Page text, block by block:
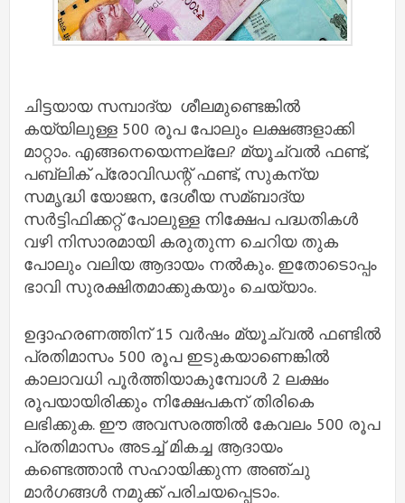
ചിട്ടയായ സമ്പാദ്യ ശീലമുണ്ടെങ്കില്‍
കയ്യിലുള്ള 500 രൂപ പോലും ലക്ഷങ്ങളാക്കി
മാറ്റാം. എങ്ങനെയെന്നല്ലേ? മ്യൂച്വല്‍ ഫണ്ട്,
പബ്ലിക് പ്രോവിഡന്റ് ഫണ്ട്, സുകന്യ
സമൃദ്ധി യോജന, ദേശീയ സമ്ബാദ്യ
സര്‍ട്ടിഫിക്കറ്റ് പോലുള്ള നിക്ഷേപ പദ്ധതികള്‍
വഴി നിസാരമായി കരുതുന്ന ചെറിയ തുക
പോലും വലിയ ആദായം നല്‍കും. ഇതോടൊപ്പം
ഭാവി സുരക്ഷിതമാക്കുകയും ചെയ്യാം.
ഉദ്ദാഹരണത്തിന് 15 വര്‍ഷം മ്യൂച്വല്‍ ഫണ്ടില്‍
പ്രതിമാസം 500 രൂപ ഇടുകയാണെങ്കില്‍
കാലാവധി പൂര്‍ത്തിയാകുമ്പോൾ 2 ലക്ഷം
രൂപയായിരിക്കും നിക്ഷേപകന് തിരികെ
ലഭിക്കുക. ഈ അവസരത്തില്‍ കേവലം 500 രൂപ
പ്രതിമാസം അടച്ച്‌ മികച്ച ആദായം
കണ്ടെത്താന്‍ സഹായിക്കുന്ന അഞ്ചു
മാര്‍ഗങ്ങള്‍ നമുക്ക് പരിചയപ്പെടാം.